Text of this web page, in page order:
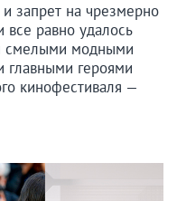
запрет на чрезмерно
все равно удалось
смелыми модными
главными героями
кинофестиваля —